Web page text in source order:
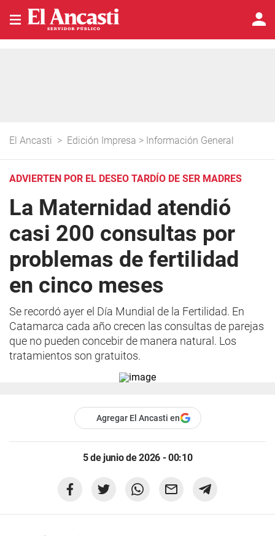
El Ancasti > Edición Impresa > Información General
ADVIERTEN POR EL DESEO TARDÍO DE SER MADRES
La Maternidad atendió
casi 200 consultas por
problemas de fertilidad
en cinco meses
Se recordó ayer el Día Mundial de la Fertilidad. En
Catamarca cada año crecen las consultas de parejas
que no pueden concebir de manera natural. Los
tratamientos son gratuitos.
Agregar El Ancasti en
5 de junio de 2026 - 00:10